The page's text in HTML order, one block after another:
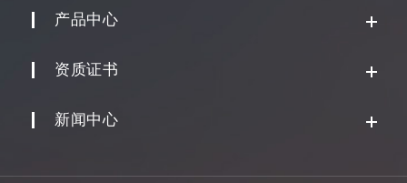
产品中心
资质证书
新闻中心